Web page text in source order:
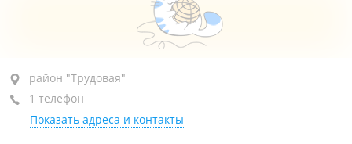
район "Трудовая", ул. Коммунаров, 21
+7 964 436-33-98
открыто: 08:00–22:00
район "Трудовая"
1 телефон
Показать адреса и контакты